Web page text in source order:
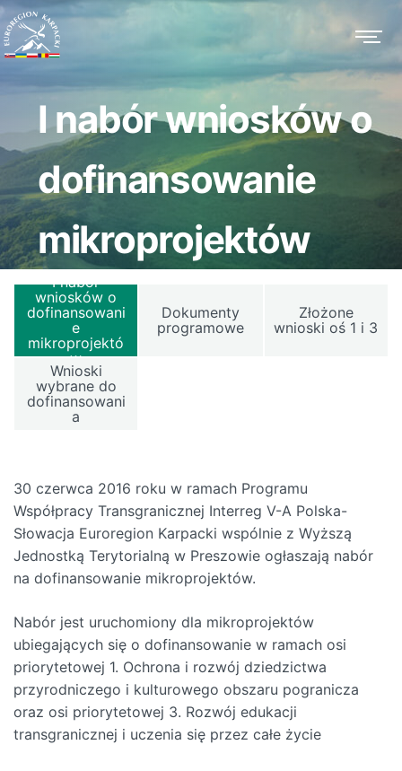
I nabór wniosków o
dofinansowanie
mikroprojektów
I nabór
wniosków o
dofinansowani
e
mikroprojektó
w
Dokumenty
programowe
Złożone
wnioski oś 1 i 3
Wnioski
wybrane do
dofinansowani
a
30 czerwca 2016 roku w ramach Programu
Współpracy Transgranicznej Interreg V-A Polska-
Słowacja Euroregion Karpacki wspólnie z Wyższą
Jednostką Terytorialną w Preszowie ogłaszają nabór
na dofinansowanie mikroprojektów.
Nabór jest uruchomiony dla mikroprojektów
ubiegających się o dofinansowanie w ramach osi
priorytetowej 1. Ochrona i rozwój dziedzictwa
przyrodniczego i kulturowego obszaru pogranicza
oraz osi priorytetowej 3. Rozwój edukacji
transgranicznej i uczenia się przez całe życie